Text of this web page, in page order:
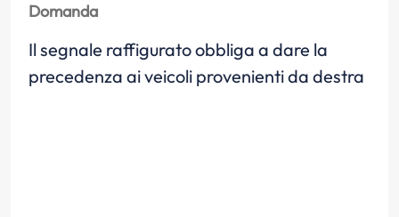
Domanda
Il segnale raffigurato obbliga a dare la
precedenza ai veicoli provenienti da destra